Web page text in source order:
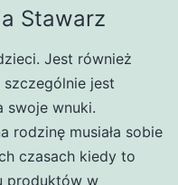
Stawarz
Jest również
jest
swoje wnuki.
rodzinę musiała sobie
czasach kiedy to
produktów w